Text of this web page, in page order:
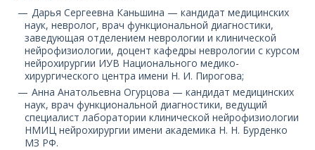
Дарья Сергеевна Каньшина — кандидат медицинских
наук, невролог, врач функциональной диагностики,
заведующая отделением неврологии и клинической
нейрофизиологии, доцент кафедры неврологии с курсом
нейрохирургии ИУВ Национального медико-
хирургического центра имени Н. И. Пирогова;
Анна Анатольевна Огурцова — кандидат медицинских
наук, врач функциональной диагностики, ведущий
специалист лаборатории клинической нейрофизиологии
НМИЦ нейрохирургии имени академика Н. Н. Бурденко
МЗ РФ.